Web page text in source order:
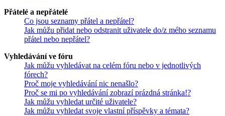
Přátelé a nepřátelé
Co jsou seznamy přátel a nepřátel?
Jak můžu přidat nebo odstranit uživatele do/z mého seznamu
přátel nebo nepřátel?
Vyhledávání ve fóru
Jak můžu vyhledávat na celém fóru nebo v jednotlivých
fórech?
Proč moje vyhledávání nic nenašlo?
Proč se mi po vyhledávání zobrazí prázdná stránka!?
Jak můžu vyhledat určité uživatele?
Jak můžu vyhledat svoje vlastní příspěvky a témata?